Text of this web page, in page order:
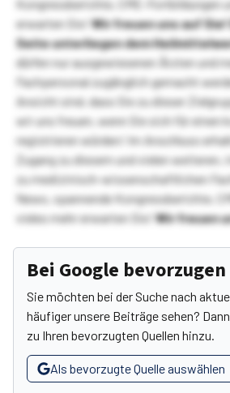
Kongressberichte, CME-Fortbildungen
erwarten Sie!Wir freuen uns auf Sie!
Seite unterliegen dem
dürfen nur ausgewiesenen Ärzten und
Fachpersonal zugänglich gemacht
Ansicht sind, dass Sie zu dieser
wir uns freuen, wenn Sie sich für einen
registrieren würden! Im Anschluss
Zugang zu diesem und vielen
zu medizinisch-wissenschaftlichen
News, spannende Kongressberichte,
vieles mehr erwarten Sie!Wir freuen
Bei Google bevorzugen
Sie möchten bei der Suche nach
häufiger unsere Beiträge sehen?
zu Ihren bevorzugten Quellen hinzu.
Als bevorzugte Quelle auswählen